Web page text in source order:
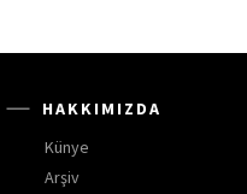
HAKKIMIZDA
Künye
Arşiv